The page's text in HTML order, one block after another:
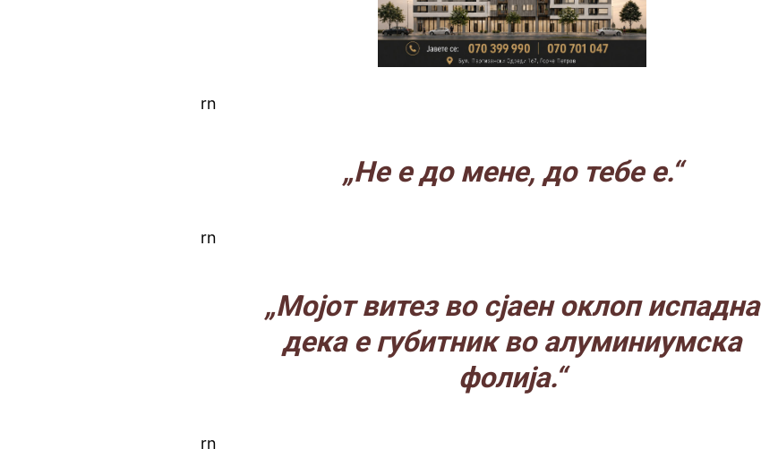
rn
„Не е до мене, до тебе е.“
rn
„Мојот витез во сјаен оклоп испадна
дека е губитник во алуминиумска
фолија.“
rn